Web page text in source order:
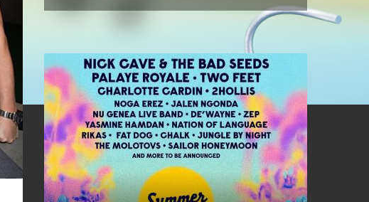
21 Iulie
Cabron vine cu Hitul
Monstru al Verii
20 Iulie
Episod nou | Muzica Aia x
DJ Christian Thomson